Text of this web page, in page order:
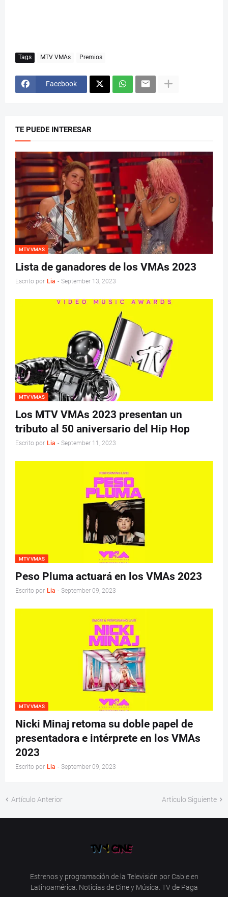
Tags MTV VMAs Premios
Facebook
TE PUEDE INTERESAR
MTV VMAS
Lista de ganadores de los VMAs 2023
Escrito por Lia - September 13, 2023
MTV VMAS
Los MTV VMAs 2023 presentan un
tributo al 50 aniversario del Hip Hop
Escrito por Lia - September 11, 2023
MTV VMAS
Peso Pluma actuará en los VMAs 2023
Escrito por Lia - September 09, 2023
MTV VMAS
Nicki Minaj retoma su doble papel de
presentadora e intérprete en los VMAs
2023
Escrito por Lia - September 09, 2023
Artículo Anterior Artículo Siguiente
Estrenos y programación de la Televisión por Cable en
Latinoamérica. Noticias de Cine y Música. TV de Paga